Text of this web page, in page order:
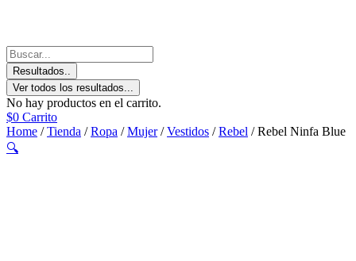
Resultados..
Ver todos los resultados...
No hay productos en el carrito.
$0 Carrito
Home /Tienda /Ropa /Mujer/Vestidos /Rebel / Rebel Ninfa Blue
🔍